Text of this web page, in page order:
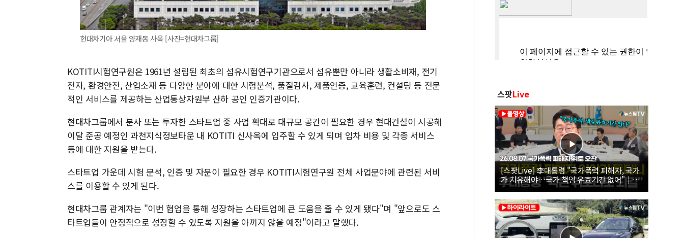
현대차기아 서울 양재동 사옥 [사진=현대차그룹]
KOTITI시험연구원은 1961년 설립된 최초의 섬유시험연구기관으로서 섬유뿐만 아니라 생활소비재, 전기
전자, 환경안전, 산업소재 등 다양한 분야에 대한 시험분석, 품질검사, 제품인증, 교육훈련, 컨설팅 등 전문
적인 서비스를 제공하는 산업통상자원부 산하 공인 인증기관이다.
현대차그룹에서 분사 또는 투자한 스타트업 중 사업 확대로 대규모 공간이 필요한 경우 현대건설이 시공해
이달 준공 예정인 과천지식정보타운 내 KOTITI 신사옥에 입주할 수 있게 되며 임차 비용 및 각종 서비스
등에 대한 지원을 받는다.
스타트업 가운데 시험 분석, 인증 및 자문이 필요한 경우 KOTITI시험연구원 전체 사업분야에 관련된 서비
스를 이용할 수 있게 된다.
현대차그룹 관계자는 "이번 협업을 통해 성장하는 스타트업에 큰 도움을 줄 수 있게 됐다"며 "앞으로도 스
타트업들이 안정적으로 성장할 수 있도록 지원을 아끼지 않을 예정"이라고 말했다.
스팟Live
[스팟Live] 李대통령 "국가폭력 피해자, 국가
가 치유해야…국가 책임 유효기간 없어"｜
26.08.07 국가폭력 피해자 위로 오찬